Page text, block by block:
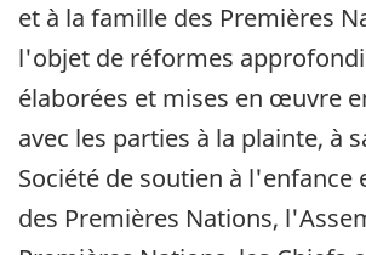
et à la famille des Premières
l'objet de réformes
élaborées et mises en œuvre
avec les parties à la plainte, à
Société de soutien à l'enfance
des Premières Nations,